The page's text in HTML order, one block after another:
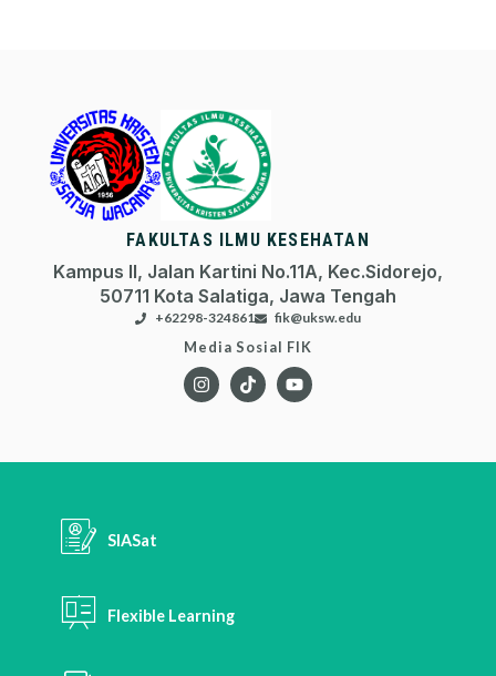
FAKULTAS ILMU KESEHATAN
Kampus II, Jalan Kartini No.11A, Kec.Sidorejo,
50711 Kota Salatiga, Jawa Tengah
+62298-324861 fik@uksw.edu
Media Sosial FIK
SIASat
Flexible Learning